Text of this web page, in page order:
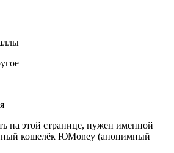
на этой странице, нужен именной
кошелёк ЮMoney (анонимный